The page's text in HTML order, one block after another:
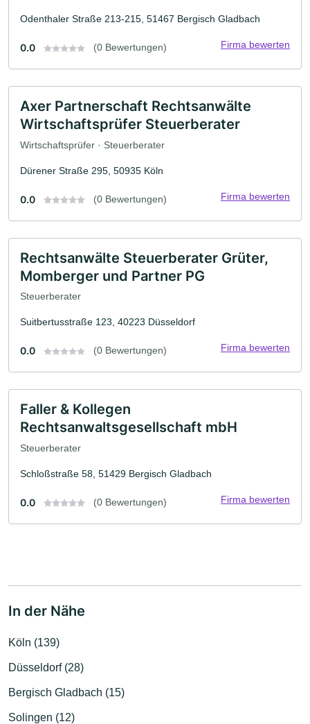
Odenthaler Straße 213-215, 51467 Bergisch Gladbach
0.0 (0 Bewertungen) Firma bewerten
Axer Partnerschaft Rechtsanwälte
Wirtschaftsprüfer Steuerberater
Wirtschaftsprüfer · Steuerberater
Dürener Straße 295, 50935 Köln
0.0 (0 Bewertungen) Firma bewerten
Rechtsanwälte Steuerberater Grüter,
Momberger und Partner PG
Steuerberater
Suitbertusstraße 123, 40223 Düsseldorf
0.0 (0 Bewertungen) Firma bewerten
Faller & Kollegen
Rechtsanwaltsgesellschaft mbH
Steuerberater
Schloßstraße 58, 51429 Bergisch Gladbach
0.0 (0 Bewertungen) Firma bewerten
In der Nähe
Köln (139)
Düsseldorf (28)
Bergisch Gladbach (15)
Solingen (12)